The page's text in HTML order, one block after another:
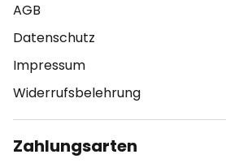
AGB
Datenschutz
Impressum
Widerrufsbelehrung
Zahlungsarten